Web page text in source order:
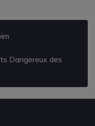
Dangereux des